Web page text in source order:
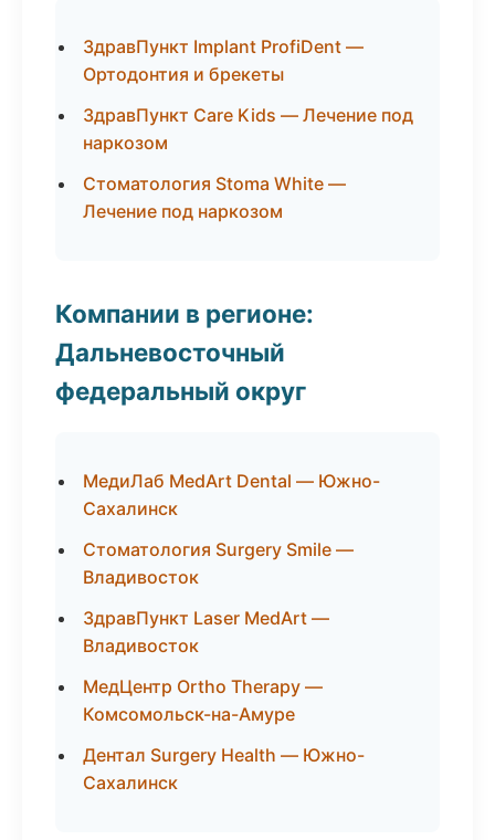
ЗдравПункт Implant ProfiDent —
Ортодонтия и брекеты
ЗдравПункт Care Kids — Лечение под
наркозом
Стоматология Stoma White —
Лечение под наркозом
Компании в регионе:
Дальневосточный
федеральный округ
МедиЛаб MedArt Dental — Южно-
Сахалинск
Стоматология Surgery Smile —
Владивосток
ЗдравПункт Laser MedArt —
Владивосток
МедЦентр Ortho Therapy —
Комсомольск-на-Амуре
Дентал Surgery Health — Южно-
Сахалинск